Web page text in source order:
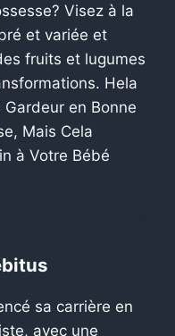
Visez à la
et variée et
fruits et lugumes
Hela
en Bonne
Mais Cela
à Votre Bébé
sa carrière en
avec une